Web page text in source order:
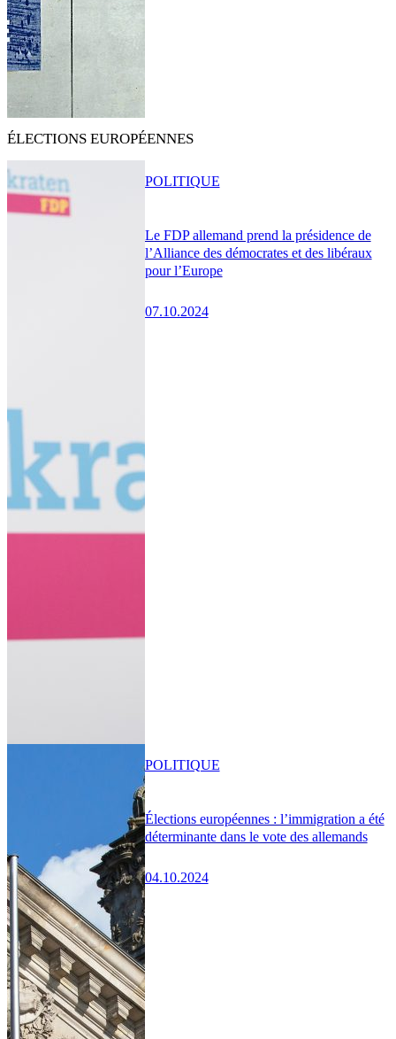
ÉLECTIONS EUROPÉENNES
Le FDP allemand prend la présidence de
l’Alliance des démocrates et des libéraux
pour l’Europe
07.10.2024
POLITIQUE
Élections européennes : l’immigration a été
déterminante dans le vote des allemands
04.10.2024
POLITIQUE